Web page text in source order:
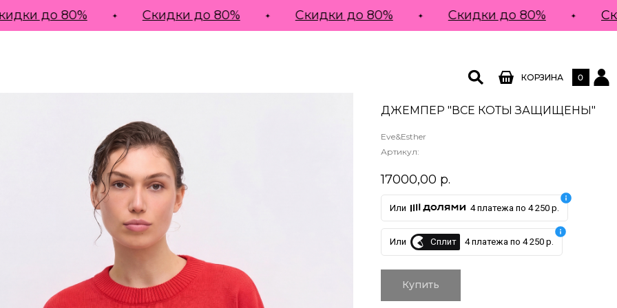
КОРЗИНА 0
до 80% Скидки до 80% Скидки до 80% Скидки до 80%
ДЖЕМПЕР "ВСЕ КОТЫ ЗАЩИЩЕНЫ"
Eve&Esther
Артикул:
17000,00 р.
Или 4 платежа по 4 250 р.
Или Сплит 4 платежа по 4 250 р.
Купить